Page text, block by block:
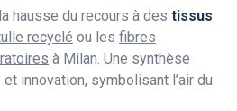
hausse du recours à des tissus
recyclé ou les fibres
à Milan. Une synthèse
innovation, symbolisant l’air du